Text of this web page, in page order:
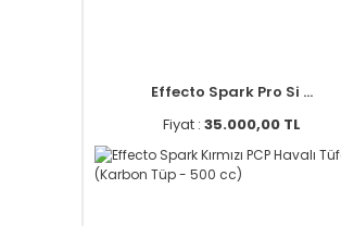
Effecto Spark Pro Si ...
Fiyat : 35.000,00 TL